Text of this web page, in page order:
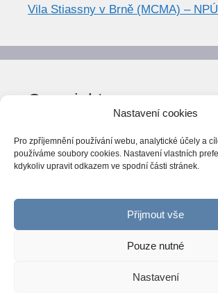
Nastavení cookies
Pro zpříjemnění používání webu, analytické účely a
používáme soubory cookies. Nastavení vlastních
kdykoliv upravit odkazem ve spodní části stránek.
Přijmout vše
Pouze nutné
Nastavení
Vila Stiassny v Brně (MCMA) – NPÚ
Copyright
© World Trend 2014-2026
Všechna práva vyhrazena.
CC BY-NC 4.0
ováno Národní